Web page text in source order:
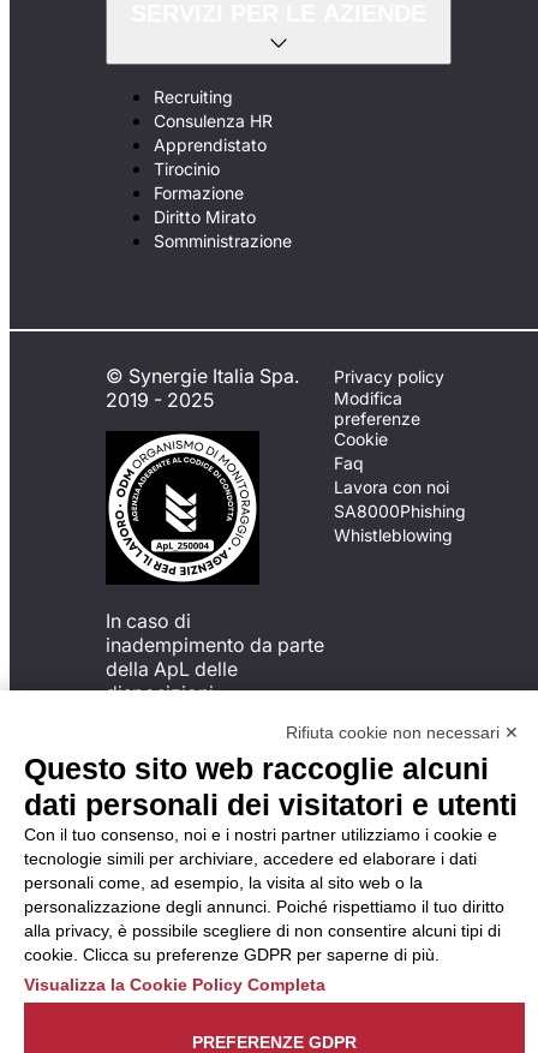
Recruiting
Consulenza HR
Apprendistato
Tirocinio
Formazione
Diritto Mirato
Somministrazione
© Synergie Italia Spa.
2019 - 2025
In caso di
inadempimento da parte
della ApL delle
disposizioni
possibile presentare un
reclamo
all’Organismo di
Monitoraggio utilizzando
una delle modalità
descritte al seguente
indirizzo web
https://odm-
agenzielavoro.it/reclami/.
Privacy policy
Modifica
preferenze
Cookie
Faq
Lavora con noi
SA8000Phishing
Whistleblowing
Rifiuta cookie non necessari ✕
Questo sito web raccoglie alcuni
dati personali dei visitatori e utenti
Con il tuo consenso, noi e i nostri partner utilizziamo i cookie e
tecnologie simili per archiviare, accedere ed elaborare i dati
personali come, ad esempio, la visita al sito web o la
personalizzazione degli annunci. Poiché rispettiamo il tuo diritto
alla privacy, è possibile scegliere di non consentire alcuni tipi di
cookie. Clicca su preferenze GDPR per saperne di più.
Visualizza la Cookie Policy Completa
PREFERENZE GDPR